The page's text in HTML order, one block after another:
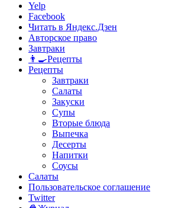
Yelp
Facebook
Читать в Яндекс.Дзен
Авторское право
Завтраки
👨‍🍳Рецепты
Рецепты
Завтраки
Салаты
Закуски
Супы
Вторые блюда
Выпечка
Десерты
Напитки
Соусы
Салаты
Пользовательское соглашение
Twitter